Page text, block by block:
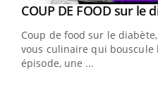
Youtube
COUP DE FOOD sur le
Coup de food sur le
vous culinaire qui bouscule
épisode, une ...
Youtube
Quand l’entreprise
"Les rendez-vous de la
travail" de Pourquoi
DRH et directeur ...